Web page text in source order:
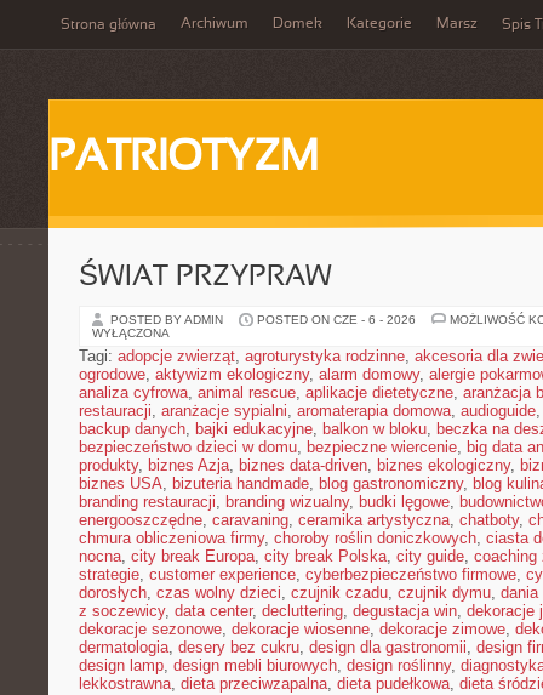
Strona główna Archiwum Domek Kategorie Marsz Spis
PATRIOTYZM
ŚWIAT PRZYPRAW
POSTED BY ADMIN POSTED ON CZE - 6 - 2026
MOŻLIWOŚĆ
WYŁĄCZONA
Tagi: adopcje zwierząt, agroturystyka rodzinne, akcesoria dla
ogrodowe, aktywizm ekologiczny, alarm domowy, alergie
analiza cyfrowa, animal rescue, aplikacje dietetyczne, aranżacja
restauracji, aranżacje sypialni, aromaterapia domowa, audioguide
backup danych, bajki edukacyjne, balkon w bloku, beczka na
bezpieczeństwo dzieci w domu, bezpieczne wiercenie, big data
produkty, biznes Azja, biznes data-driven, biznes ekologiczny,
biznes USA, bizuteria handmade, blog gastronomiczny, blog
branding restauracji, branding wizualny, budki lęgowe,
energooszczędne, caravaning, ceramika artystyczna, chatboty,
chmura obliczeniowa firmy, choroby roślin doniczkowych, ciasta
nocna, city break Europa, city break Polska, city guide, coaching
strategie, customer experience, cyberbezpieczeństwo firmowe,
dorosłych, czas wolny dzieci, czujnik czadu, czujnik dymu,
z soczewicy, data center, decluttering, degustacja win, dekoracje
dekoracje sezonowe, dekoracje wiosenne, dekoracje zimowe,
dermatologia, desery bez cukru, design dla gastronomii, design
design lamp, design mebli biurowych, design roślinny,
lekkostrawna, dieta przeciwzapalna, dieta pudełkowa, dieta